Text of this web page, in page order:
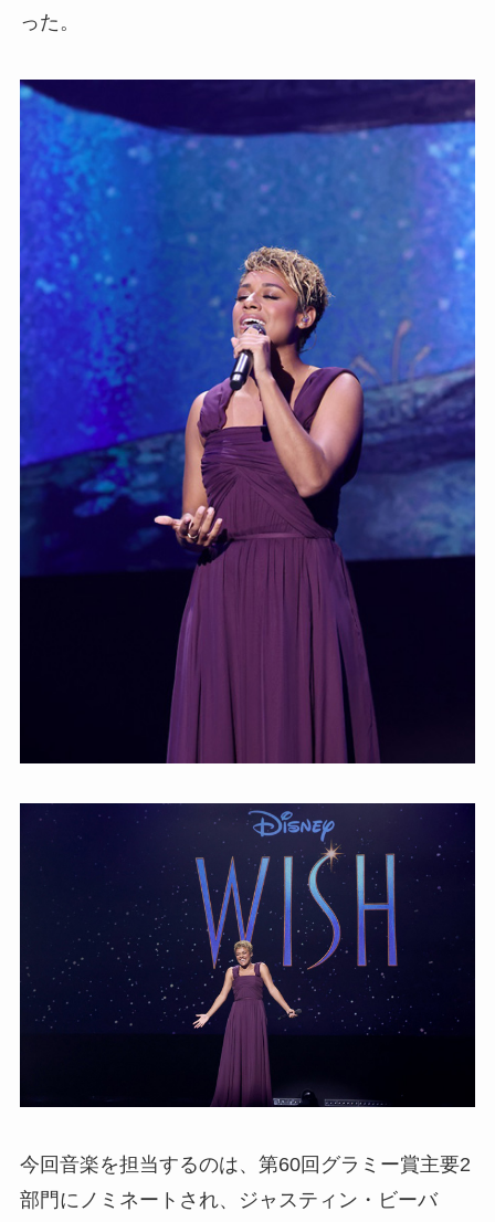
った。
今回音楽を担当するのは、第60回グラミー賞主要2
部門にノミネートされ、ジャスティン・ビーバ